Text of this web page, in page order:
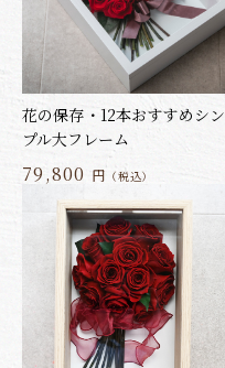
花の保存・12本おすすめシン
プル大フレーム
79,800 円 （税込）